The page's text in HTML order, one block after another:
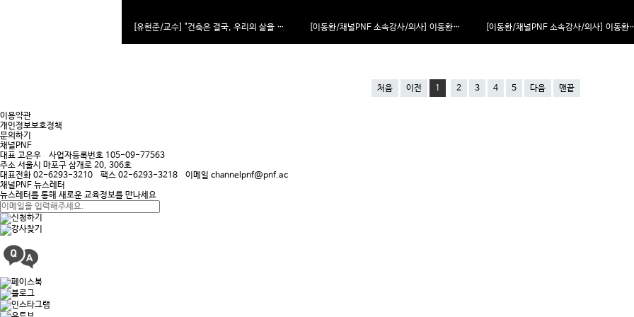
[유현준/교수] "건축은 결국, 우리의 삶을 이야기하게 만든다" VOL.1 [이동환/채널PNF 소속강사/의사] 이동환강사의 당신의 슬기로운 감정생활을 위한 더 행복해지는 방법 VOL.3 [이동환/채널PNF 소속강사/의사] 이동환강사의 당신의
처음 이전 1 2 3 4 5 다음 맨끝
이용약관
개인정보보호정책
문의하기
채널PNF
대표 고은우 사업자등록번호 105-09-77563
주소 서울시 마포구 삼개로 20, 306호
대표전화 02-6293-3210 팩스 02-6293-3218 이메일 channelpnf@pnf.ac
채널PNF 뉴스레터
뉴스레터를 통해 새로운 교육정보를 만나세요